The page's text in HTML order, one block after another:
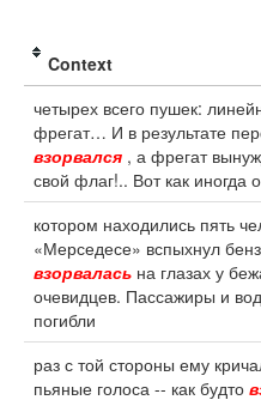
Context
четырех всего пушек:
фрегат… И в результате
взорвался , а фрегат
свой флаг!.. Вот как иногда
котором находились пять
«Мерседесе» вспыхнул
взорвалась на глазах у
очевидцев. Пассажиры и
погибли
раз с той стороны ему
пьяные голоса -- как будто